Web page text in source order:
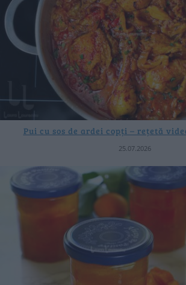
Pui cu sos de ardei copți – rețetă
25.07.2026